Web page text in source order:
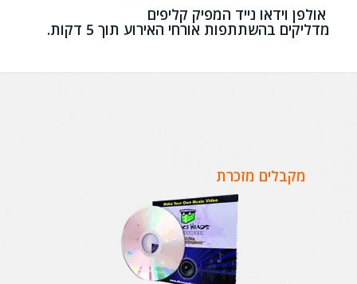
אולפן וידאו נייד המפיק קליפים
מדליקים בהשתתפות אורחי האירוע תוך 5 דקות.
מקבלים מזכרת